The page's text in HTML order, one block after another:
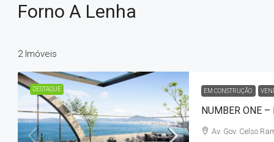
Forno A Lenha
2 Imóveis
DESTAQUE EM CONSTRUÇÃO
Av. Gov. Celso